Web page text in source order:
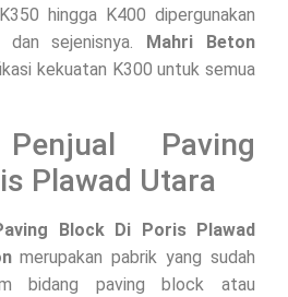
hingga K400 dipergunakan
sejenisnya.
Mahri Beton
kekuatan K300 untuk semua
Paving
Plawad Utara
Block Di Poris Plawad
merupakan pabrik yang sudah
bidang paving block atau